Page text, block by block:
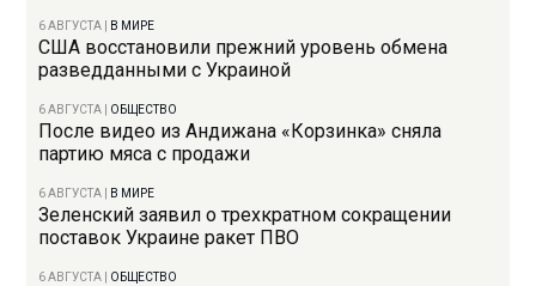
6 АВГУСТА В МИРЕ
США восстановили прежний уровень обмена
разведданными с Украиной
6 АВГУСТА ОБЩЕСТВО
После видео из Андижана «Корзинка» сняла
партию мяса с продажи
6 АВГУСТА В МИРЕ
Зеленский заявил о трехкратном сокращении
поставок Украине ракет ПВО
6 АВГУСТА ОБЩЕСТВО